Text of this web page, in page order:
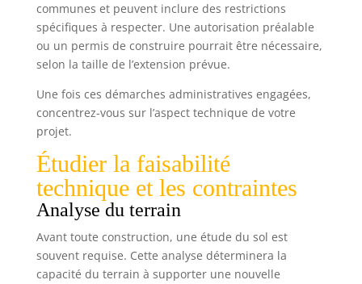
communes et peuvent inclure des restrictions
spécifiques à respecter. Une autorisation préalable
ou un permis de construire pourrait être nécessaire,
selon la taille de l’extension prévue.
Une fois ces démarches administratives engagées,
concentrez-vous sur l’aspect technique de votre
projet.
Étudier la faisabilité
technique et les contraintes
Analyse du terrain
Avant toute construction, une étude du sol est
souvent requise. Cette analyse déterminera la
capacité du terrain à supporter une nouvelle